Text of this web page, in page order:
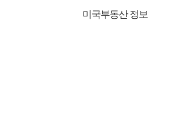
미국부동산 정보